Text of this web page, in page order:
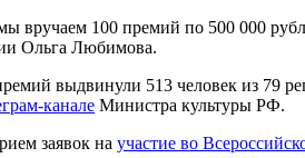
вручаем 100 премий по 500 000
Ольга Любимова.
выдвинули 513 человек из 79
канале Министра культуры РФ.
заявок на участие во